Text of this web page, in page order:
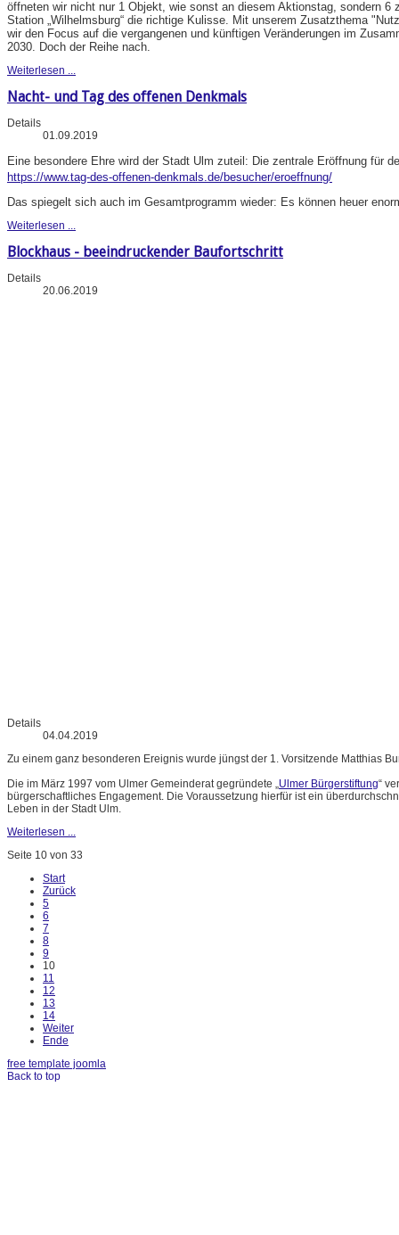
öffneten wir nicht nur 1 Objekt, wie sonst an diesem Aktionstag, sondern 6
Station „Wilhelmsburg“ die richtige Kulisse. Mit unserem Zusatzthema
wir den Focus auf die vergangenen und künftigen Veränderungen im
2030. Doch der Reihe nach.
Weiterlesen ...
Nacht- und Tag des offenen Denkmals
Details
01.09.2019
Eine besondere Ehre wird der Stadt Ulm zuteil: Die zentrale Eröffnung für
https://www.tag-des-offenen-denkmals.de/besucher/eroeffnung/
Das spiegelt sich auch im Gesamtprogramm wieder: Es können heuer
Weiterlesen ...
Blockhaus - beeindruckender Baufortschritt
Details
20.06.2019
Details
04.04.2019
Zu einem ganz besonderen Ereignis wurde jüngst der 1. Vorsitzende Matthias
Die im März 1997 vom Ulmer Gemeinderat gegründete „Ulmer Bürgerstiftung“
bürgerschaftliches Engagement. Die Voraussetzung hierfür ist ein
Leben in der Stadt Ulm.
Weiterlesen ...
Seite 10 von 33
Start
Zurück
5
6
7
8
9
10
11
12
13
14
Weiter
Ende
free template joomla
Back to top